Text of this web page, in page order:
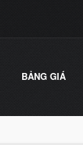
BẢNG GIÁ